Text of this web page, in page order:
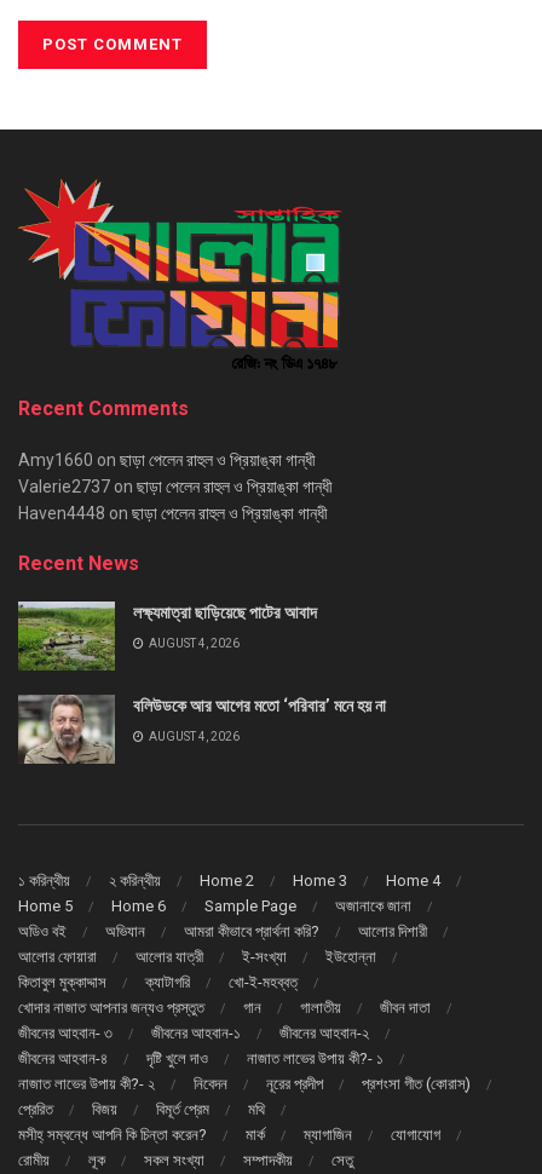
Recent Comments
Amy1660 on ছাড়া পেলেন রাহুল ও প্রিয়াঙ্কা গান্ধী
Valerie2737 on ছাড়া পেলেন রাহুল ও প্রিয়াঙ্কা গান্ধী
Haven4448 on ছাড়া পেলেন রাহুল ও প্রিয়াঙ্কা গান্ধী
Recent News
লক্ষ্যমাত্রা ছাড়িয়েছে পাটের আবাদ
AUGUST 4, 2026
বলিউডকে আর আগের মতো ‘পরিবার’ মনে হয় না
AUGUST 4, 2026
১ করিন্থীয় ২ করিন্থীয় Home 2 Home 3
Home 4
Home 5
Home 6 Sample Page
অজানাকে জানা
অডিও বই
অভিযান আমরা কীভাবে প্রার্থনা করি?
আলোর দিশারী
আলোর ফোয়ারা
আলোর যাত্রী ই-সংখ্যা
ইউহোন্না
কিতাবুল মুক্কাদ্দাস
ক্যাটাগরি
খো-ই-মহব্বত্
খোদার নাজাত আপনার জন্যও প্রস্তুত
গান গালাতীয়
জীবন দাতা
জীবনের আহবান- ৩
জীবনের আহবান-১
জীবনের আহবান-২
জীবনের আহবান-৪
দৃষ্টি খুলে দাও
নাজাত লাভের উপায় কী?- ১
নাজাত লাভের উপায় কী?- ২
নিবেদন নূরের প্রদীপ
প্রশংসা গীত (কোরাস্)
প্রেরিত
বিজয় বিমূর্ত প্রেম
মথি
মসীহ্ সম্বন্ধে আপনি কি চিন্তা করেন?
মার্ক ম্যাগাজিন
যোগাযোগ
রোমীয়
লূক সকল সংখ্যা সম্পাদকীয় সেতু